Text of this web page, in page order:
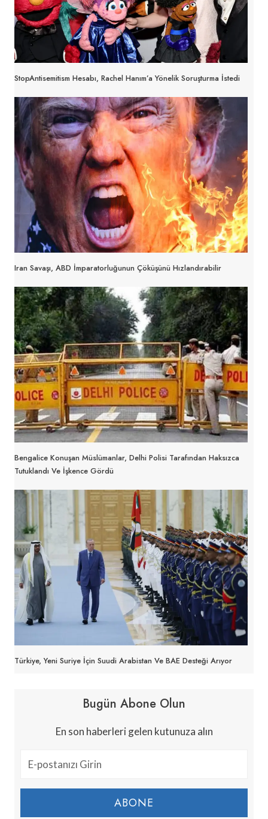
StopAntisemitism Hesabı, Rachel Hanım’a Yönelik Soruşturma İstedi
Iran Savaşı, ABD İmparatorluğunun Çöküşünü Hızlandırabilir
Bengalice Konuşan Müslümanlar, Delhi Polisi Tarafından Haksızca
Tutuklandı Ve İşkence Gördü
Türkiye, Yeni Suriye İçin Suudi Arabistan Ve BAE Desteği Arıyor
Bugün Abone Olun
En son haberleri gelen kutunuza alın
ABONE